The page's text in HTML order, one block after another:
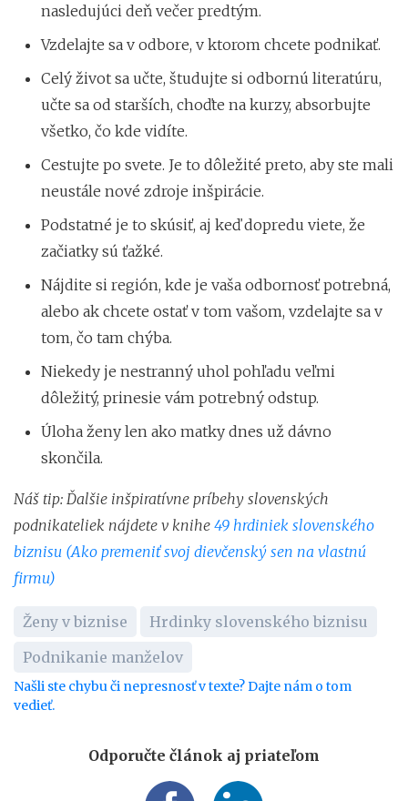
nasledujúci deň večer predtým.
Vzdelajte sa v odbore, v ktorom chcete podnikať.
Celý život sa učte, študujte si odbornú literatúru,
učte sa od starších, choďte na kurzy, absorbujte
všetko, čo kde vidíte.
Cestujte po svete. Je to dôležité preto, aby ste mali
neustále nové zdroje inšpirácie.
Podstatné je to skúsiť, aj keď dopredu viete, že
začiatky sú ťažké.
Nájdite si región, kde je vaša odbornosť potrebná,
alebo ak chcete ostať v tom vašom, vzdelajte sa v
tom, čo tam chýba.
Niekedy je nestranný uhol pohľadu veľmi
dôležitý, prinesie vám potrebný odstup.
Úloha ženy len ako matky dnes už dávno
skončila.
Náš tip: Ďalšie inšpiratívne príbehy slovenských
podnikateliek nájdete v knihe 49 hrdiniek slovenského
biznisu (Ako premeniť svoj dievčenský sen na vlastnú
firmu)
Ženy v biznise
Hrdinky slovenského biznisu
Podnikanie manželov
Našli ste chybu či nepresnosť v texte? Dajte nám o tom
vedieť.
Odporučte článok aj priateľom